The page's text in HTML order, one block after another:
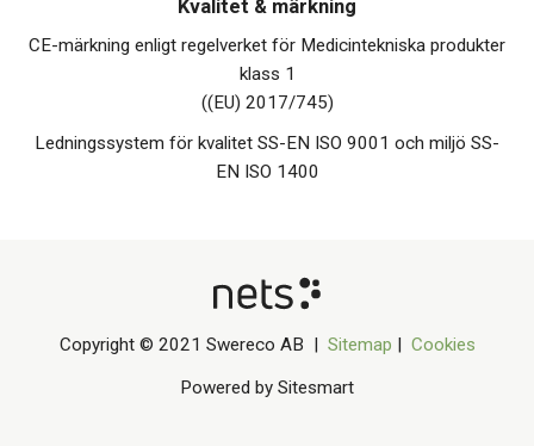
Kvalitet & märkning
CE-märkning enligt regelverket för Medicintekniska produkter
klass 1
((EU) 2017/745)
Ledningssystem för kvalitet SS-EN ISO 9001 och miljö SS-
EN ISO 1400
Copyright © 2021 Swereco AB | Sitemap | Cookies
Powered by Sitesmart